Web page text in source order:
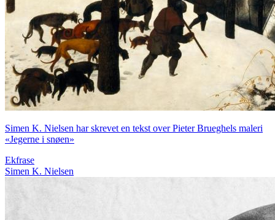
Simen K. Nielsen har skrevet en tekst over Pieter Brueghels maleri
«Jegerne i snøen»
Ekfrase
Simen K. Nielsen